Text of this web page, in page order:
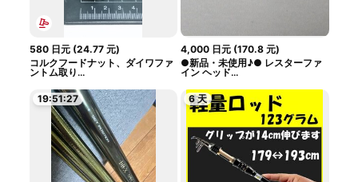
580 日元(24.77 元)
コルクフードナット、ダイワファ
ントム取り...
4,000 日元 (170.8 元)
●新品・未使用♪● レスターファ
イン ヘッド...
19:51:27 6 天